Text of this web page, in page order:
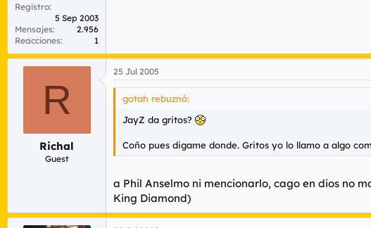
Registro
5 Sep 2003
Mensajes
2.956
Reacciones
1
R
Richal
Guest
25 Jul 2005
gotah rebuznó:
JayZ da gritos?
Coño pues digame donde. Gritos yo lo llamo a algo
a Phil Anselmo ni mencionarlo, cago en dios no
King Diamond)